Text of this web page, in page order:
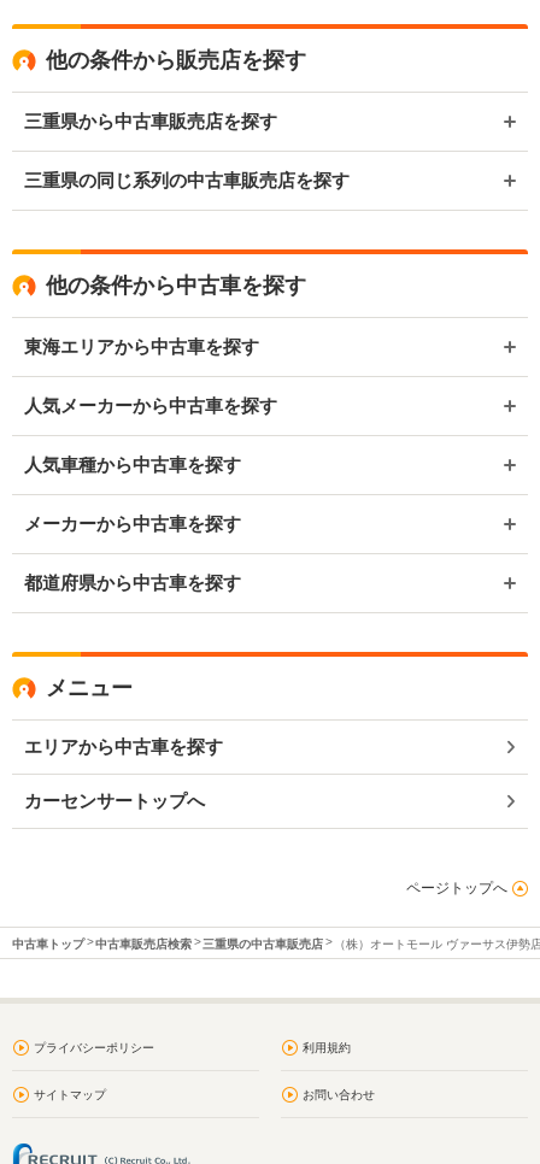
他の条件から販売店を探す
三重県から中古車販売店を探す
三重県の同じ系列の中古車販売店を探す
他の条件から中古車を探す
東海エリアから中古車を探す
人気メーカーから中古車を探す
人気車種から中古車を探す
メーカーから中古車を探す
都道府県から中古車を探す
メニュー
エリアから中古車を探す
カーセンサートップへ
ページトップへ
中古車トップ 中古車販売店検索 三重県の中古車販売店 （株）オートモール ヴァーサス伊勢
プライバシーポリシー 利用規約
サイトマップ お問い合わせ